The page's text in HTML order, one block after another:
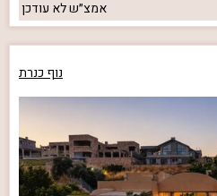
אמצ״שלא עודכן
נוף כנרת